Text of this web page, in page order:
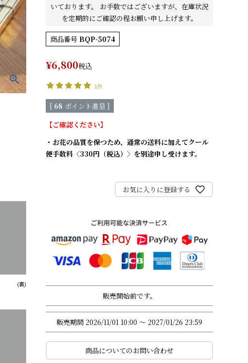
(裏)
いております。 お手数ではございますが、在庫状況
を定期的にご確認の程お願い申し上げます。
商品番号BQP-5074
¥6,800税込
1件
[ 68 ポイント進呈 ]
【ご確認ください】
・お花の品質を保つため、通常の送料に加えてクール
便手数料〈330円（税込）〉を別途申し受けます。
お気に入りに登録する
販売開始前です。
販売期間 2026/11/01 10:00 〜 2027/01/26 23:59
商品についてのお問い合わせ